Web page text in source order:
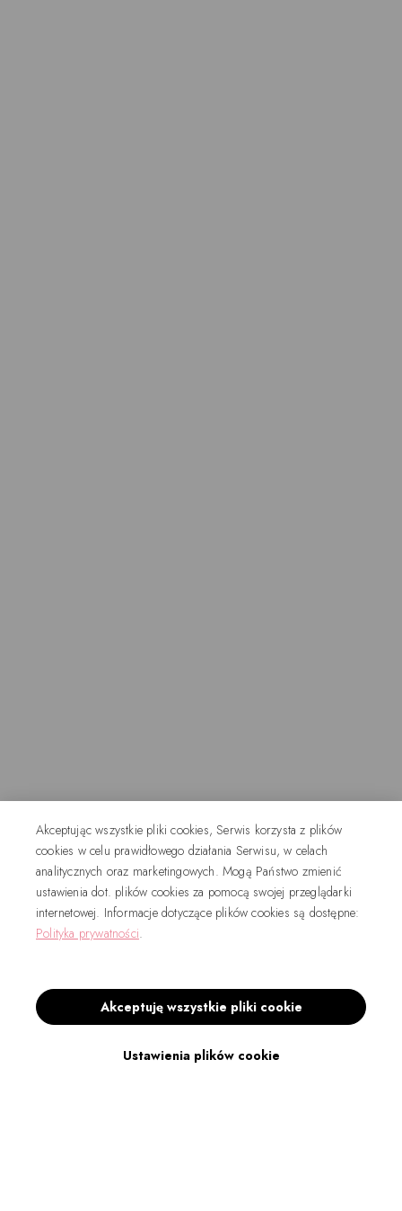
Akceptując wszystkie pliki cookies, Serwis korzysta z plików
cookies w celu prawidłowego działania Serwisu, w celach
analitycznych oraz marketingowych. Mogą Państwo zmienić
ustawienia dot. plików cookies za pomocą swojej przeglądarki
internetowej. Informacje dotyczące plików cookies są dostępne:
Polityka prywatności.
Ustawienia plików cookie
Akceptuję wszystkie pliki cookie